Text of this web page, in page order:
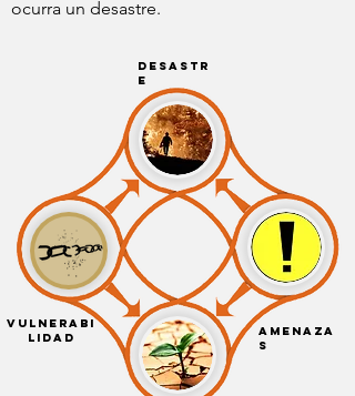
ocurra un desastre.
desastr
e
AMENAZA
S
VULNERABI
LIDAD